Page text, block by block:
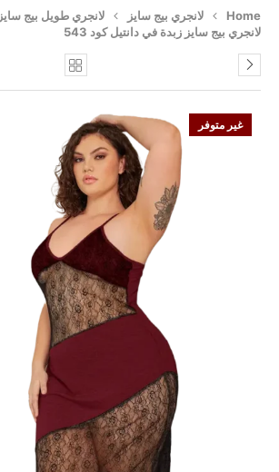
Home لانجري بيج سايز
لانجري طويل بيج سايز
لانجري بيج سايز زبدة في دانتيل كود 543
غير متوفر